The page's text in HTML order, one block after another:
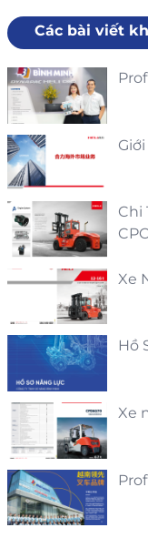
Các bài viết
Chi
Xe
Hồ
Xe